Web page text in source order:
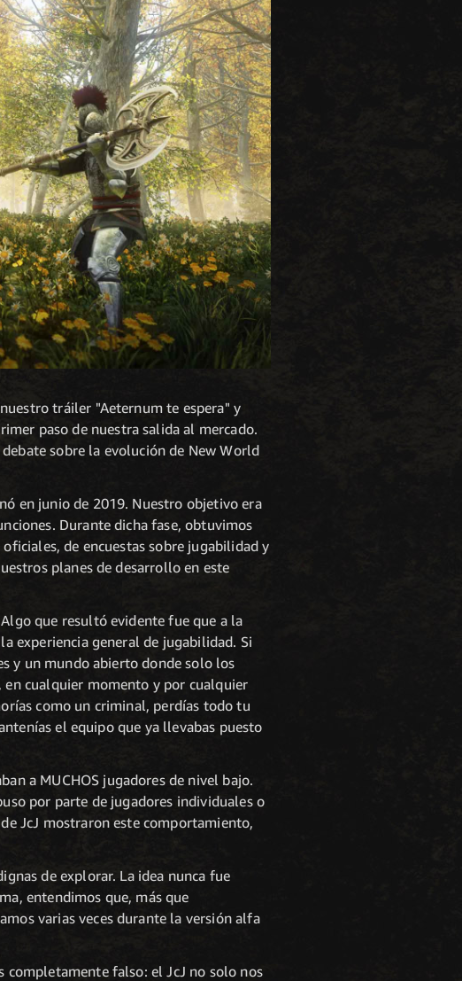
tráiler "Aeternum te espera" y
paso de nuestra salida al mercado.
sobre la evolución de New World
en junio de 2019. Nuestro objetivo era
Durante dicha fase, obtuvimos
de encuestas sobre jugabilidad y
planes de desarrollo en este
que resultó evidente fue que a la
experiencia general de jugabilidad. Si
y un mundo abierto donde solo los
en cualquier momento y por cualquier
como un criminal, perdías todo tu
el equipo que ya llevabas puesto
a MUCHOS jugadores de nivel bajo.
por parte de jugadores individuales o
JcJ mostraron este comportamiento,
de explorar. La idea nunca fue
entendimos que, más que
varias veces durante la versión alfa
completamente falso: el JcJ no solo nos